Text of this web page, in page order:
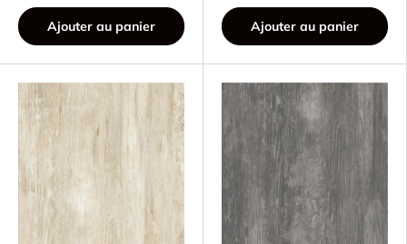
Ajouter au panier Ajouter au panier